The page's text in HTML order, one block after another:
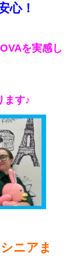
心！
を実感し
ます♪
ニアま